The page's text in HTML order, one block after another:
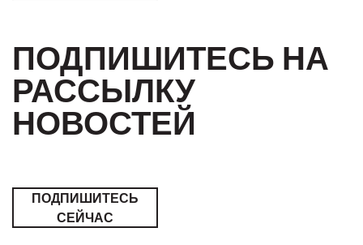
ПОДПИШИТЕСЬ НА
РАССЫЛКУ
НОВОСТЕЙ
ПОДПИШИТЕСЬ
СЕЙЧАС